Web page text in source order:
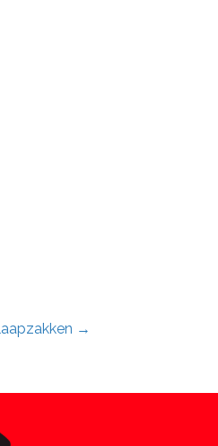
→